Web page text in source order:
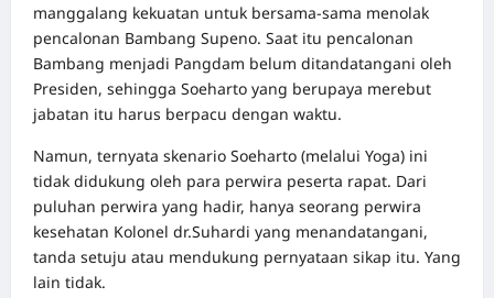
manggalang kekuatan untuk bersama-sama menolak
pencalonan Bambang Supeno. Saat itu pencalonan
Bambang menjadi Pangdam belum ditandatangani oleh
Presiden, sehingga Soeharto yang berupaya merebut
jabatan itu harus berpacu dengan waktu.
Namun, ternyata skenario Soeharto (melalui Yoga) ini
tidak didukung oleh para perwira peserta rapat. Dari
puluhan perwira yang hadir, hanya seorang perwira
kesehatan Kolonel dr.Suhardi yang menandatangani,
tanda setuju atau mendukung pernyataan sikap itu. Yang
lain tidak.